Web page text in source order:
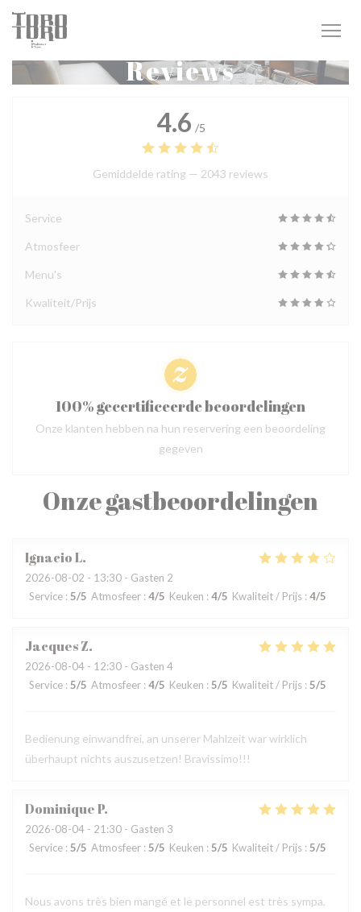
Cookies beheer paneel
Reviews
Onze gastbeoordelingen
IgnacioL
2026-08-02 - 13:30 - Gasten 2
Service : 5/5 Atmosfeer : 4/5 Keuken : 4/5 Kwaliteit / Prijs : 4/5
JacquesZ
2026-08-04 - 12:30 - Gasten 4
Service : 5/5 Atmosfeer : 4/5 Keuken : 5/5 Kwaliteit / Prijs : 5/5
Bedienung einwandfrei, an unserer Mahlzeit war wirklich
überhaupt nichts auszusetzen! Bravissimo!!!
DominiqueP
2026-08-04 - 21:30 - Gasten 3
Service : 5/5 Atmosfeer : 5/5 Keuken : 5/5 Kwaliteit / Prijs : 5/5
Nous avons très bien mangé et le personnel est très sympa,
4.6 /5
Gemiddelde rating — 2043 reviews
Service
Atmosfeer
Menu's
Kwaliteit/Prijs
100% gecertificeerde beoordelingen
Onze klanten hebben na hun reservering een beoordeling
gegeven